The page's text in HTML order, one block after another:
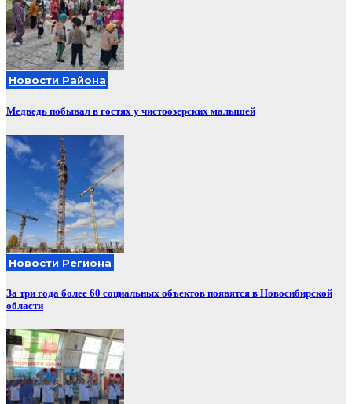
Новости Района
Медведь побывал в гостях у чистоозерских малышей
Новости Региона
За три года более 60 социальных объектов появятся в Новосибирской
области